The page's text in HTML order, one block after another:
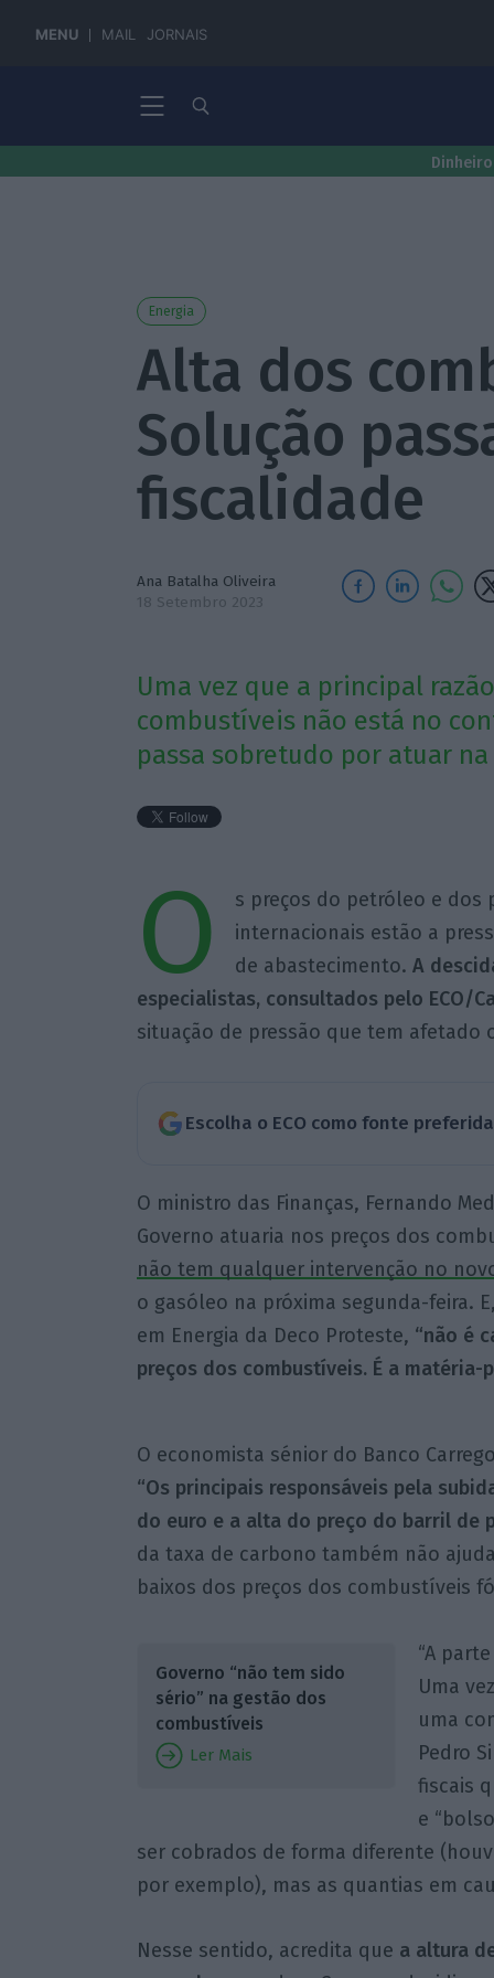
MENU MAIL JORNAIS
Dinheiro
Energia
Alta dos
Solução
fiscalidade
Ana Batalha Oliveira
18 Setembro 2023
Uma vez que a principal
combustíveis não está no
passa sobretudo por atuar
O
s preços do petróleo e dos
internacionais estão a
de abastecimento. A
especialistas, consultados pelo ECO/
situação de pressão que tem afetado
Escolha o ECO como fonte
O ministro das Finanças, Fernando
Governo atuaria nos preços dos
não tem qualquer intervenção no
o gasóleo na próxima segunda-feira.
em Energia da Deco Proteste, “não é
preços dos combustíveis. É a matéria-
O economista sénior do Banco
“Os principais responsáveis pela
do euro e a alta do preço do barril de
da taxa de carbono também não
baixos dos preços dos combustíveis
Governo “não tem sido
sério” na gestão dos
combustíveis
Ler Mais
“A
Uma
uma
Pedro
fiscais
e
ser cobrados de forma diferente
por exemplo), mas as quantias em
Nesse sentido, acredita que a altura